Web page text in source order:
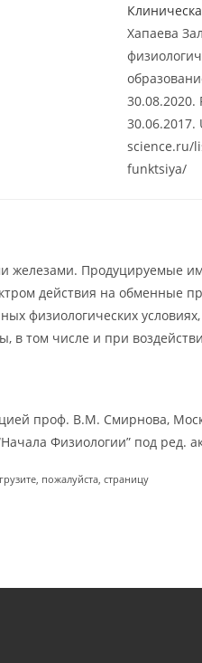
Хапаева
30.06.2017.
science.ru/
funktsiya/
железами. Продуцируемые
действия на обменные
физиологических
в том числе и при
проф. В.М. Смирнова,
Физиологии” под ред.
пожалуйста, страницу